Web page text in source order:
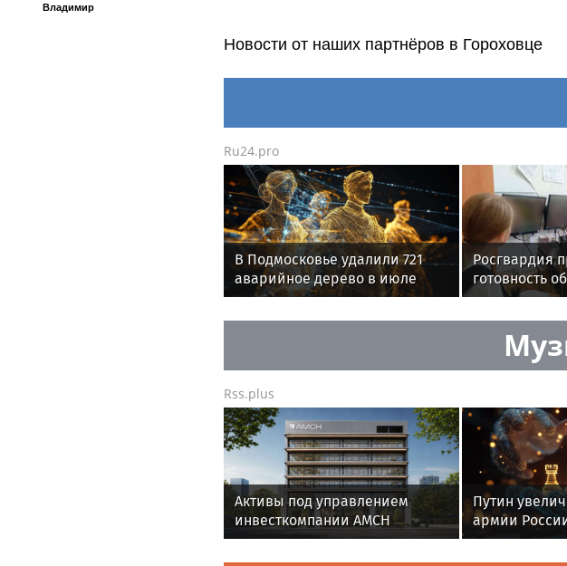
Владимир
Новости от наших партнёров в Гороховце
Ru24.pro
В Подмосковье удалили 721
аварийное дерево в июле
Росгвардия
готовность
учреждений
Rss.plus
Активы под управлением
инвесткомпании AMCH
превысили $50 млн
Путин
армии
человек